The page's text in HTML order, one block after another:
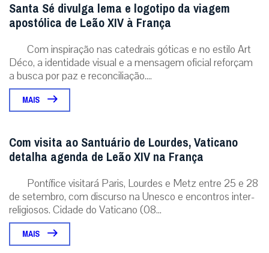
Santa Sé divulga lema e logotipo da viagem
apostólica de Leão XIV à França
Com inspiração nas catedrais góticas e no estilo Art
Déco, a identidade visual e a mensagem oficial reforçam
a busca por paz e reconciliação....
MAIS
Com visita ao Santuário de Lourdes, Vaticano
detalha agenda de Leão XIV na França
Pontífice visitará Paris, Lourdes e Metz entre 25 e 28
de setembro, com discurso na Unesco e encontros inter-
religiosos. Cidade do Vaticano (08...
MAIS